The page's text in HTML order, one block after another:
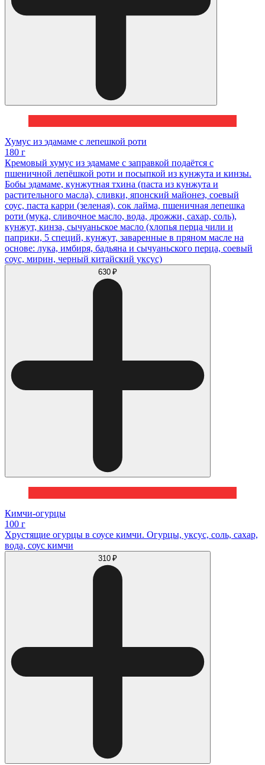
Хумус из эдамаме с лепешкой роти
180 г
Кремовый хумус из эдамаме с заправкой подаётся с
пшеничной лепёшкой роти и посыпкой из кунжута и кинзы.
Бобы эдамаме, кунжутная тхина (паста из кунжута и
растительного масла), сливки, японский майонез, соевый
соус, паста карри (зеленая), сок лайма, пшеничная лепешка
роти (мука, сливочное масло, вода, дрожжи, сахар, соль),
кунжут, кинза, сычуаньское масло (хлопья перца чили и
паприки, 5 специй, кунжут, заваренные в пряном масле на
основе: лука, имбиря, бадьяна и сычуаньского перца, соевый
соус, мирин, черный китайский уксус)
630 ₽
Кимчи-огурцы
100 г
Хрустящие огурцы в соусе кимчи. Огурцы, уксус, соль, cахар,
вода, соус кимчи
310 ₽